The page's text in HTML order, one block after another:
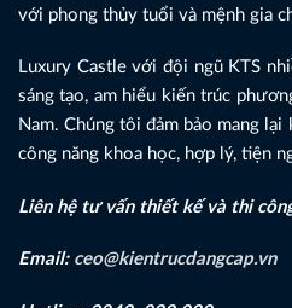
với phong thủy tuổi và mệnh gia
Luxury Castle với đội ngũ KTS
sáng tạo, am hiểu kiến trúc
Nam. Chúng tôi đảm bảo mang
công năng khoa học, hợp lý, tiện
Liên hệ tư vấn thiết kế và thi
Email: ceo@kientrucdangcap.vn